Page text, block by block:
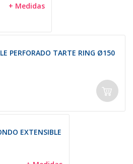
+ Medidas
PERFORADO TARTE RING Ø150
EXTENSIBLE